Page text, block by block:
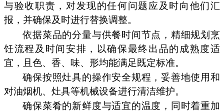
与验收职责，对发现的任何问题应及时向他们汇
报，并确保及时进行替换调整。
依据菜品的分量与供餐时间节点，精细规划烹
饪流程及时间安排，以确保最终出品的成熟度适
宜，且色、香、味、形均能满足既定标准。
确保按照灶具的操作安全规程，妥善地使用和
对油烟机、灶具等机械设备进行清洁维护。
确保菜肴的新鲜度与适宜的温度，同时着重加